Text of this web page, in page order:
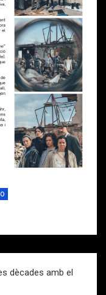
dècades amb el